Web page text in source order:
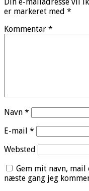
er markeret med *
Kommentar *
Navn *
E-mail *
Websted
Gem mit navn,
næste gang jeg